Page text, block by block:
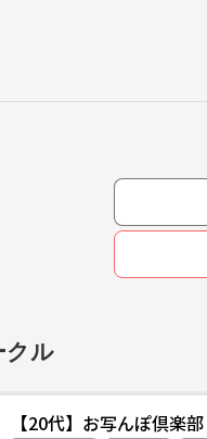
クル
【20代】お写んぽ倶楽部